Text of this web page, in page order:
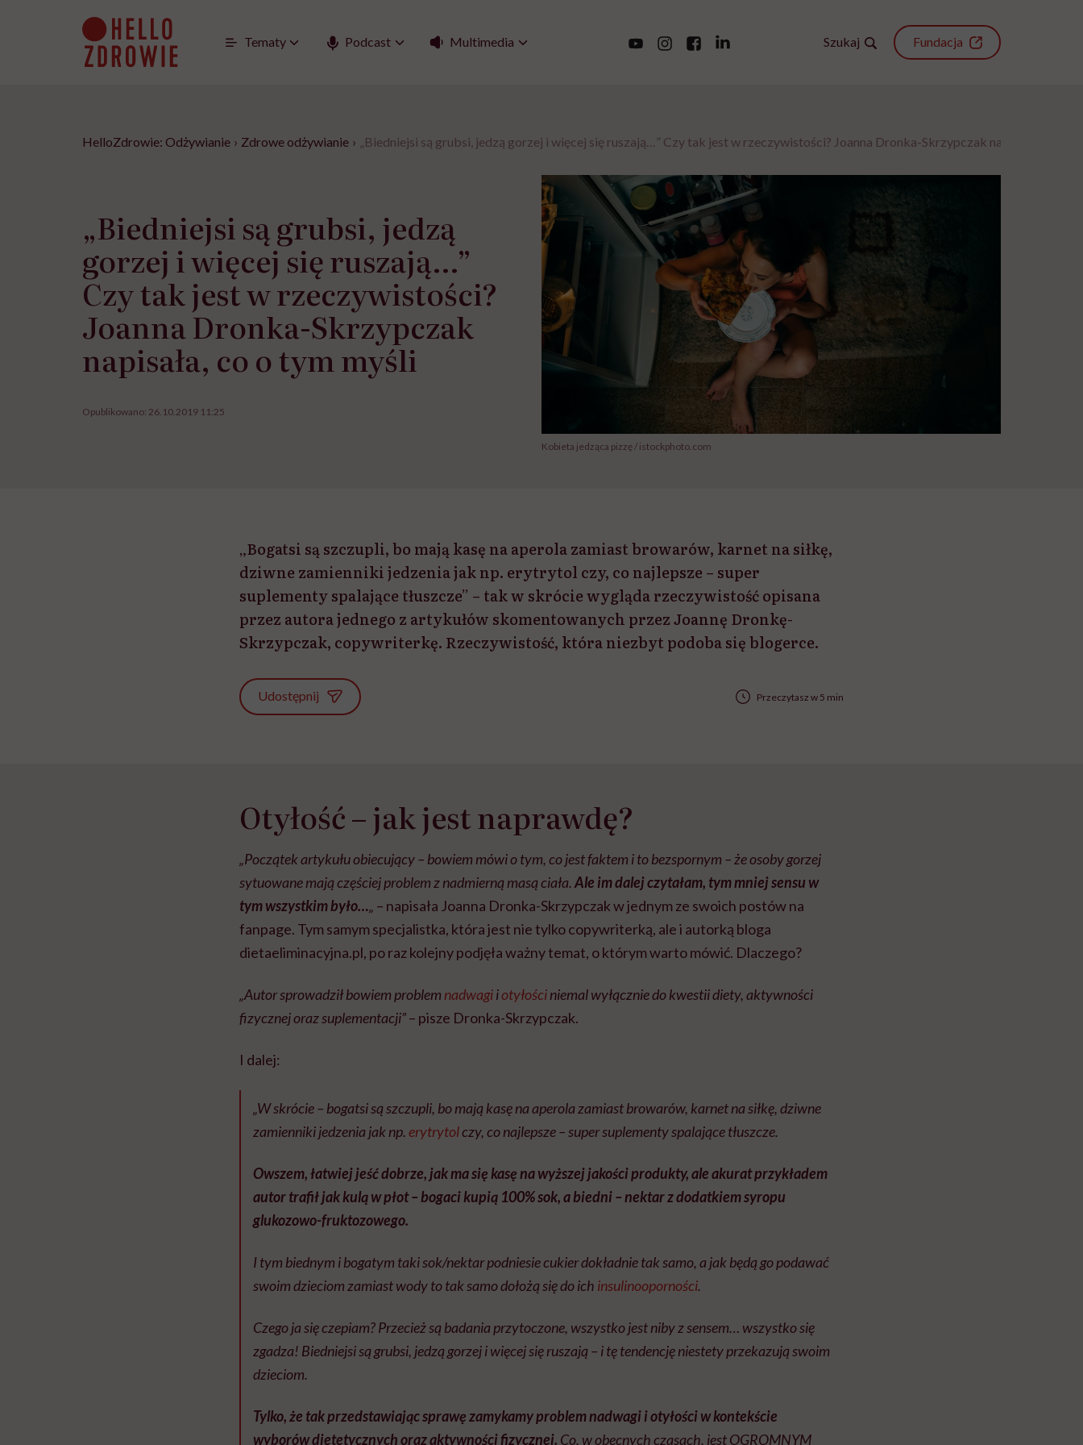
Tematy Podcast Multimedia Szukaj Fundacja
HelloZdrowie: Odżywianie › Zdrowe odżywianie › „Biedniejsi są grubsi, jedzą gorzej i więcej się ruszają…” Czy tak jest w rzeczywistości? Joanna Dronka-Skrzypczak napisała, co o
„Biedniejsi są grubsi, jedzą
gorzej i więcej się ruszają…”
Czy tak jest w rzeczywistości?
Joanna Dronka-Skrzypczak
napisała, co o tym myśli
Opublikowano: 26.10.2019 11:25
Kobieta jedząca pizzę / istockphoto.com
„Bogatsi są szczupli, bo mają kasę na aperola zamiast browarów, karnet na siłkę,
dziwne zamienniki jedzenia jak np. erytrytol czy, co najlepsze – super
suplementy spalające tłuszcze” – tak w skrócie wygląda rzeczywistość opisana
przez autora jednego z artykułów skomentowanych przez Joannę Dronkę-
Skrzypczak, copywriterkę. Rzeczywistość, która niezbyt podoba się blogerce.
Udostępnij Przeczytasz w 5 min
Otyłość – jak jest naprawdę?
„Początek artykułu obiecujący – bowiem mówi o tym, co jest faktem i to bezspornym – że osoby gorzej
sytuowane mają częściej problem z nadmierną masą ciała.Ale im dalej czytałam, tym mniej sensu w
tym wszystkim było…„ – napisała Joanna Dronka-Skrzypczak w jednym ze swoich postów na
fanpage. Tym samym specjalistka, która jest nie tylko copywriterką, ale i autorką bloga
dietaeliminacyjna.pl, po raz kolejny podjęła ważny temat, o którym warto mówić. Dlaczego?
„Autor sprowadził bowiem problem nadwagiiotyłościniemal wyłącznie do kwestii diety, aktywności
fizycznej oraz suplementacji”– pisze Dronka-Skrzypczak.
I dalej:
„W skrócie – bogatsi są szczupli, bo mają kasę na aperola zamiast browarów, karnet na siłkę, dziwne
zamienniki jedzenia jak np.erytrytolczy, co najlepsze – super suplementy spalające tłuszcze.
Owszem, łatwiej jeść dobrze, jak ma się kasę na wyższej jakości produkty, ale akurat przykładem
autor trafił jak kulą w płot – bogaci kupią 100% sok, a biedni – nektar z dodatkiem syropu
glukozowo-fruktozowego.
I tym biednym i bogatym taki sok/nektar podniesie cukier dokładnie tak samo, a jak będą go podawać
swoim dzieciom zamiast wody to tak samo dołożą się do ich insulinooporności.
Czego ja się czepiam? Przecież są badania przytoczone, wszystko jest niby z sensem… wszystko się
zgadza! Biedniejsi są grubsi, jedzą gorzej i więcej się ruszają – i tę tendencję niestety przekazują swoim
dzieciom.
Tylko, że tak przedstawiając sprawę zamykamy problem nadwagi i otyłości w kontekście
wyborów dietetycznych oraz aktywności fizycznej. Co, w obecnych czasach, jest OGROMNYM